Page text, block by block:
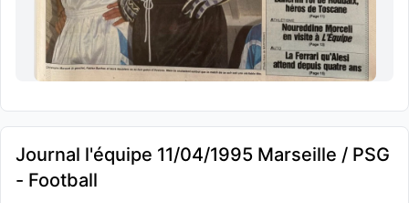
Journal l'équipe 11/04/1995 Marseille / PSG
- Football